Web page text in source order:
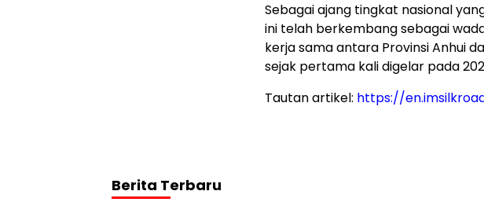
Sebagai ajang tingkat nasional
ini telah berkembang sebagai
kerja sama antara Provinsi Anhui
sejak pertama kali digelar pada
Tautan artikel: https://
Berita Terbaru